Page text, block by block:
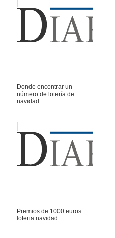
Donde encontrar un
número de lotería de
navidad
Premios de 1000 euros
loteria navidad